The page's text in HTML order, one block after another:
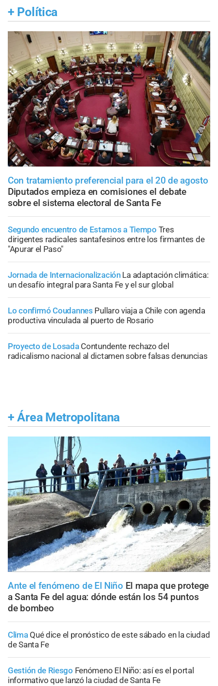
+ Política
Con tratamiento preferencial para el 20 de agosto
Diputados empieza en comisiones el debate
sobre el sistema electoral de Santa Fe
Segundo encuentro de Estamos a Tiempo Tres
dirigentes radicales santafesinos entre los firmantes de
"Apurar el Paso"
Jornada de Internacionalización La adaptación climática:
un desafío integral para Santa Fe y el sur global
Lo confirmó Coudannes Pullaro viaja a Chile con agenda
productiva vinculada al puerto de Rosario
Proyecto de Losada Contundente rechazo del
radicalismo nacional al dictamen sobre falsas denuncias
+ Área Metropolitana
Ante el fenómeno de El Niño El mapa que protege
a Santa Fe del agua: dónde están los 54 puntos
de bombeo
Clima Qué dice el pronóstico de este sábado en la ciudad
de Santa Fe
Gestión de Riesgo Fenómeno El Niño: así es el portal
informativo que lanzó la ciudad de Santa Fe